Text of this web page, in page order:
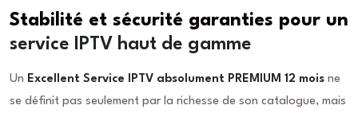
Stabilité et sécurité garanties pour un
service IPTV haut de gamme
Un Excellent Service IPTV absolument PREMIUM 12 mois ne
se définit pas seulement par la richesse de son catalogue, mais